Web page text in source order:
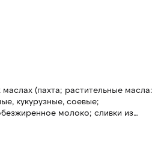
(пахта; растительные масла:
кукурузные, соевые;
молоко; сливки из
жирных кислот, эфиры